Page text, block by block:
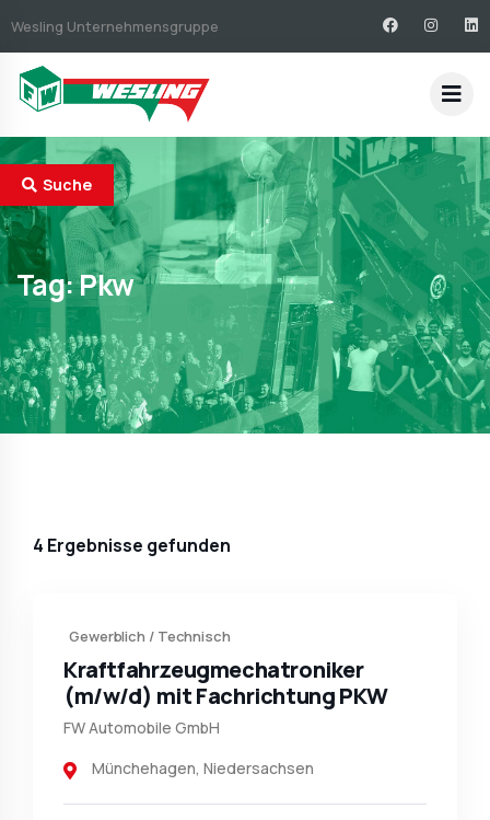
Wesling Unternehmensgruppe
Tag:Pkw
Suche
4 Ergebnisse gefunden
Gewerblich / Technisch
Kraftfahrzeug­mechatroniker
(m/w/d) mit Fachrichtung PKW
FW Automobile GmbH
Münchehagen, Niedersachsen